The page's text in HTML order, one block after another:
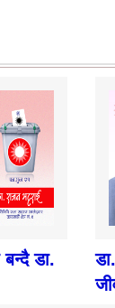
डा.